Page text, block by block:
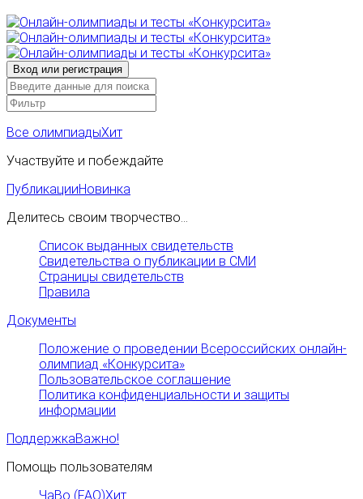
Все олимпиадыХит
Участвуйте и побеждайте
ПубликацииНовинка
Делитесь своим творчество...
Список выданных свидетельств
Свидетельства о публикации в СМИ
Страницы свидетельств
Правила
Документы
Положение о проведении Всероссийских онлайн-
олимпиад «Конкурсита»
Пользовательское соглашение
Политика конфиденциальности и защиты
информации
ПоддержкаВажно!
Помощь пользователям
ЧаВо (FAQ)Хит